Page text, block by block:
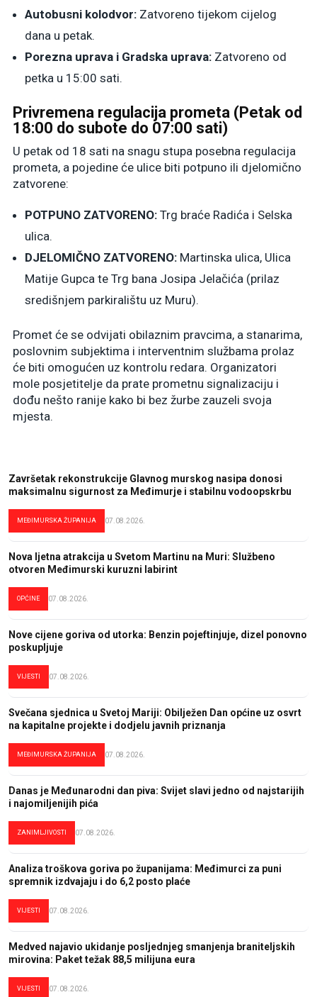
Autobusni kolodvor: Zatvoreno tijekom cijelog
dana u petak.
Porezna uprava i Gradska uprava: Zatvoreno od
petka u 15:00 sati.
Privremena regulacija prometa (Petak od
18:00 do subote do 07:00 sati)
U petak od 18 sati na snagu stupa posebna regulacija
prometa, a pojedine će ulice biti potpuno ili djelomično
zatvorene:
POTPUNO ZATVORENO: Trg braće Radića i Selska
ulica.
DJELOMIČNO ZATVORENO: Martinska ulica, Ulica
Matije Gupca te Trg bana Josipa Jelačića (prilaz
središnjem parkiralištu uz Muru).
Promet će se odvijati obilaznim pravcima, a stanarima,
poslovnim subjektima i interventnim službama prolaz
će biti omogućen uz kontrolu redara. Organizatori
mole posjetitelje da prate prometnu signalizaciju i
dođu nešto ranije kako bi bez žurbe zauzeli svoja
mjesta.
Završetak rekonstrukcije Glavnog murskog nasipa donosi
maksimalnu sigurnost za Međimurje i stabilnu vodoopskrbu
MEĐIMURSKA ŽUPANIJA 07.08.2026.
Nova ljetna atrakcija u Svetom Martinu na Muri: Službeno
otvoren Međimurski kuruzni labirint
OPĆINE 07.08.2026.
Nove cijene goriva od utorka: Benzin pojeftinjuje, dizel ponovno
poskupljuje
VIJESTI 07.08.2026.
Svečana sjednica u Svetoj Mariji: Obilježen Dan općine uz osvrt
na kapitalne projekte i dodjelu javnih priznanja
MEĐIMURSKA ŽUPANIJA 07.08.2026.
Danas je Međunarodni dan piva: Svijet slavi jedno od najstarijih
i najomiljenijih pića
ZANIMLJIVOSTI 07.08.2026.
Analiza troškova goriva po županijama: Međimurci za puni
spremnik izdvajaju i do 6,2 posto plaće
VIJESTI 07.08.2026.
Medved najavio ukidanje posljednjeg smanjenja braniteljskih
mirovina: Paket težak 88,5 milijuna eura
VIJESTI 07.08.2026.